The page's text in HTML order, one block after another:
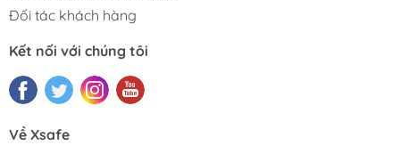
Đối tác khách hàng
Kết nối với chúng tôi
Về Xsafe